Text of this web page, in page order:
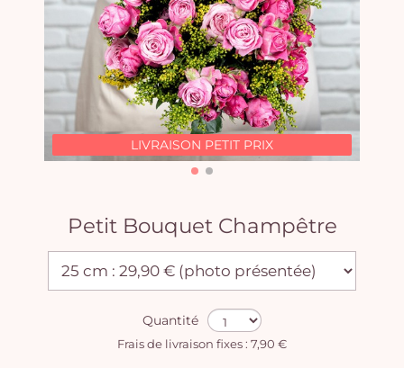
LIVRAISON PETIT PRIX
Petit Bouquet Champêtre
Quantité
Frais de livraison fixes : 7,90 €